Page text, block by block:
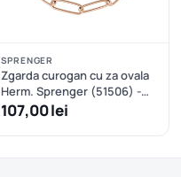
SPRENGER
Zgarda curogan cu za ovala
Herm. Sprenger (51506) -
50 cm
107,00 lei